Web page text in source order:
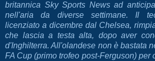
britannica Sky Sports News ad
nell'aria da diverse settimane. Il
licenziato a dicembre dal Chelsea,
che lascia a testa alta, dopo aver
d'Inghilterra. All'olandese non è bastata
FA Cup (primo trofeo post-Ferguson) per